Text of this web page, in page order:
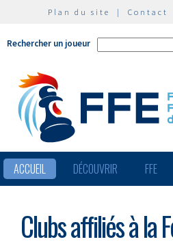
Plan du site | Contact
Rechercher un joueur
ACCUEIL DÉCOUVRIR FFE
Clubs affiliés à la